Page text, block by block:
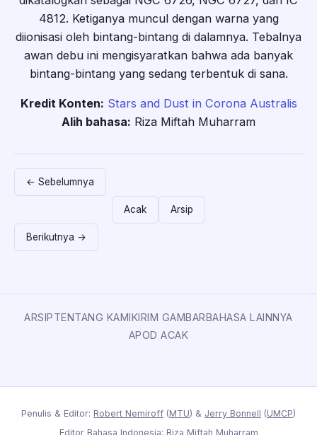
4812. Ketiganya muncul dengan warna yang
diionisasi oleh bintang-bintang di dalamnya. Tebalnya
awan debu ini mengisyaratkan bahwa ada banyak
bintang-bintang yang sedang terbentuk di sana.
Kredit Konten: Stars and Dust in Corona Australis
Alih bahasa: Riza Miftah Muharram
← Sebelumnya
Acak Arsip
Berikutnya →
ARSIPTENTANG KAMIKIRIM GAMBARBAHASA LAINNYA
APOD ACAK
Penulis & Editor: Robert Nemiroff (MTU) & Jerry Bonnell (UMCP)
Editor Bahasa Indonesia: Riza Miftah Muharram